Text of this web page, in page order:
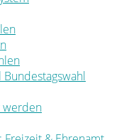
werden